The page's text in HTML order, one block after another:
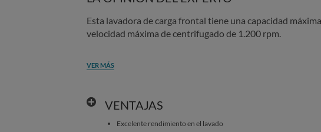
Esta lavadora de carga frontal tiene una capacidad
velocidad máxima de centrifugado de 1.200 rpm.
VER MÁS
VENTAJAS
Excelente rendimiento en el lavado